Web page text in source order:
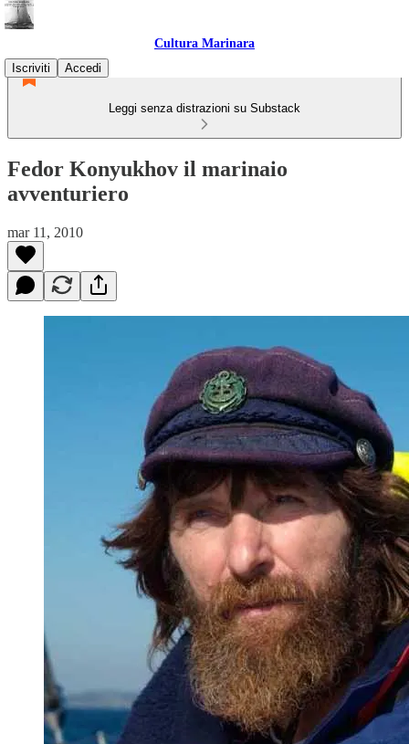
Cultura Marinara
Iscriviti
Accedi
Leggi senza distrazioni su Substack
Fedor Konyukhov il marinaio
avventuriero
mar 11, 2010